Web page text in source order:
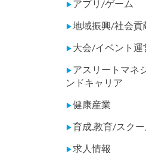
▶ アプリ/ゲーム
▶地域振興/社会貢
▶ 大会/イベント運
▶ アスリートマネ
ンドキャリア
▶健康産業
▶育成,教育/スク
▶求人情報